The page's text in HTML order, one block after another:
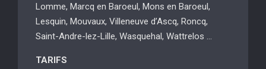
Lomme, Marcq en Baroeul, Mons en Baroeul,
Lesquin, Mouvaux, Villeneuve d’Ascq, Roncq,
Saint-Andre-lez-Lille, Wasquehal, Wattrelos …
TARIFS